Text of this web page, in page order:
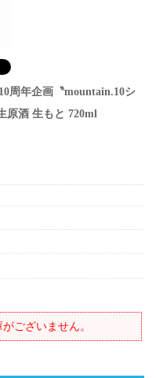
周年企画〝mountain.10シ
原酒 生もと 720ml
ございません。